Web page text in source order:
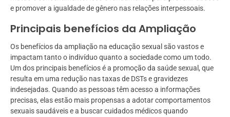
e promover a igualdade de gênero nas relações interpessoais.
Principais benefícios da Ampliação
Os benefícios da ampliação na educação sexual são vastos e
impactam tanto o indivíduo quanto a sociedade como um todo.
Um dos principais benefícios é a promoção da saúde sexual, que
resulta em uma redução nas taxas de DSTs e gravidezes
indesejadas. Quando as pessoas têm acesso a informações
precisas, elas estão mais propensas a adotar comportamentos
sexuais saudáveis e a buscar cuidados médicos quando